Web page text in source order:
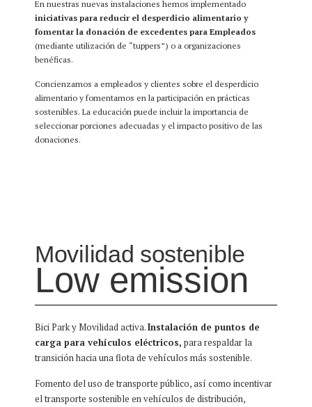
En nuestras nuevas instalaciones hemos implementado
iniciativas para reducir el desperdicio alimentario y
fomentar la donación de excedentes para Empleados
(mediante utilización de “tuppers”) o a organizaciones
benéficas.
Concienzamos a empleados y clientes sobre el desperdicio
alimentario y fomentamos en la participación en prácticas
sostenibles. La educación puede incluir la importancia de
seleccionar porciones adecuadas y el impacto positivo de las
donaciones.
Movilidad sostenible
Low emission
Bici Park y Movilidad activa.Instalación de puntos de
carga para vehículos eléctricos, para respaldar la
transición hacia una flota de vehículos más sostenible.
Fomento del uso de transporte público, así como incentivar
el transporte sostenible en vehículos de distribución,